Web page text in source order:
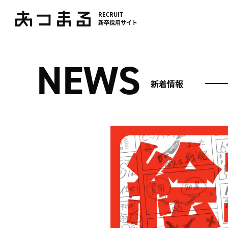
RECRUIT
新卒採用サイト
新着情報
NEWS